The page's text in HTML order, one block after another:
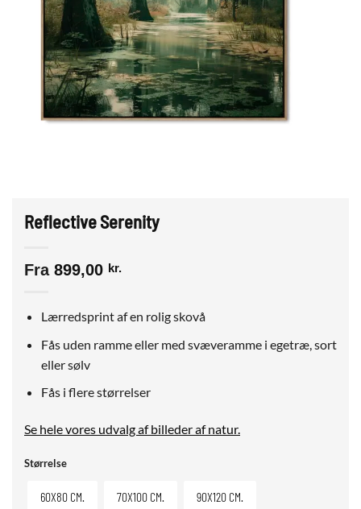
Reflective Serenity
Fra 899,00 kr.
Lærredsprint af en rolig skovå
Fås uden ramme eller med svæveramme i egetræ, sort
eller sølv
Fås i flere størrelser
Se hele vores udvalg af billeder af natur.
Størrelse
60X80 CM. 70X100 CM. 90X120 CM.